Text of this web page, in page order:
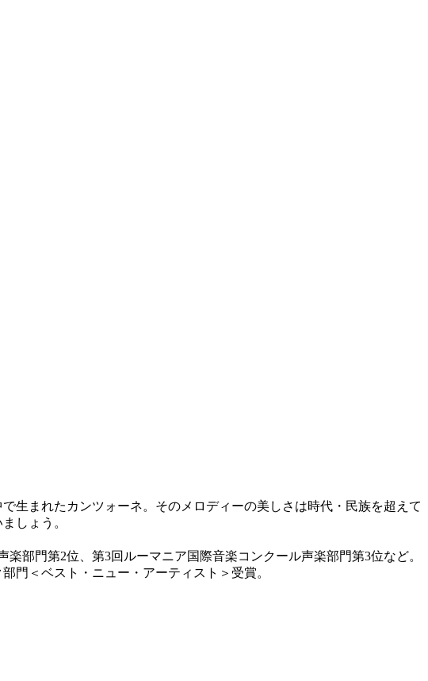
生まれたカンツォーネ。そのメロディーの美しさは時代・民族を超えて
しょう。
部門第2位、第3回ルーマニア国際音楽コンクール声楽部門第3位など。
門＜ベスト・ニュー・アーティスト＞受賞。